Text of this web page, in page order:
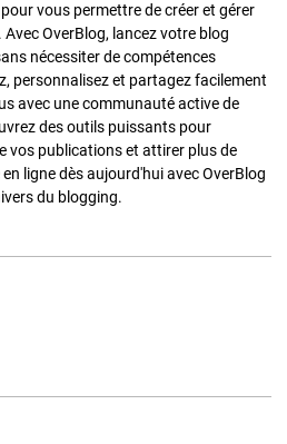
vous permettre de créer et gérer
OverBlog, lancez votre blog
nécessiter de compétences
personnalisez et partagez facilement
avec une communauté active de
des outils puissants pour
vos publications et attirer plus de
ligne dès aujourd'hui avec OverBlog
du blogging.